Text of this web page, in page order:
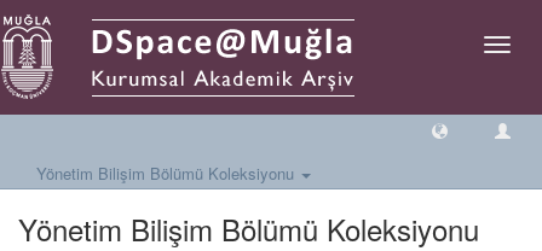
Geçiş
Yönetim Bilişim Bölümü Koleksiyonu
Yönetim Bilişim Bölümü Koleksiyonu